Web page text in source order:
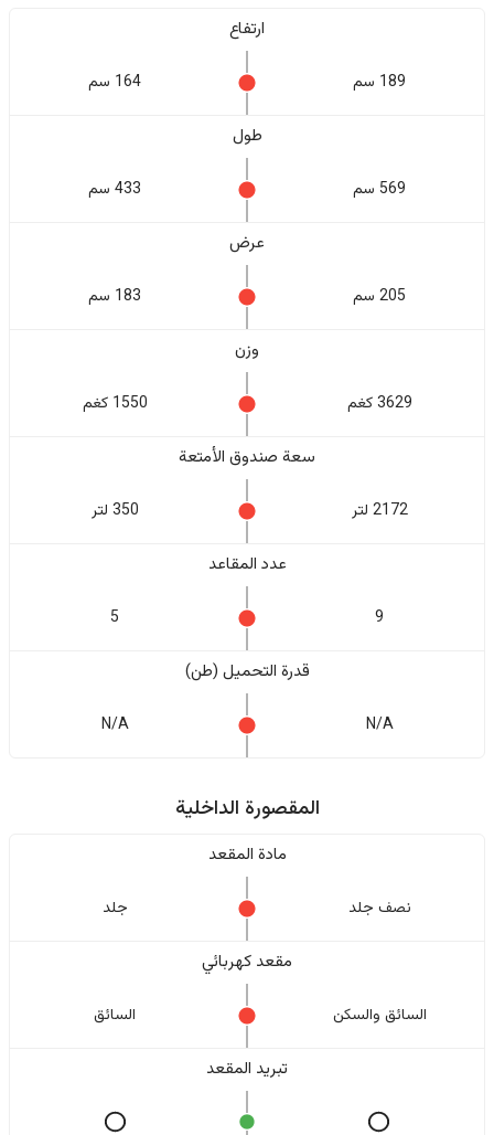
ارتفاع
189 سم 164 سم
طول
569 سم 433 سم
عرض
205 سم 183 سم
وزن
3629 كغم 1550 كغم
سعة صندوق الأمتعة
2172 لتر 350 لتر
عدد المقاعد
9
5
قدرة التحميل (طن)
N/A
N/A
المقصورة الداخلية
مادة المقعد
نصف جلد جلد
مقعد كهربائي
السائق والسکن السائق
تبريد المقعد